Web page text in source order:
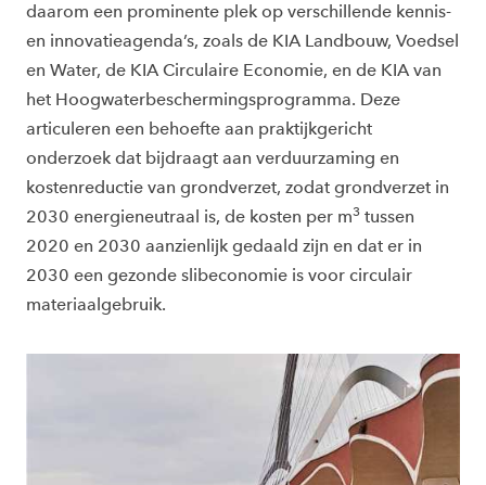
daarom een prominente plek op verschillende kennis-
en innovatieagenda’s, zoals de KIA Landbouw, Voedsel
en Water, de KIA Circulaire Economie, en de KIA van
het Hoogwaterbeschermingsprogramma. Deze
articuleren een behoefte aan praktijkgericht
onderzoek dat bijdraagt aan verduurzaming en
kostenreductie van grondverzet, zodat grondverzet in
2030 energieneutraal is, de kosten per m3 tussen
2020 en 2030 aanzienlijk gedaald zijn en dat er in
2030 een gezonde slibeconomie is voor circulair
materiaalgebruik.